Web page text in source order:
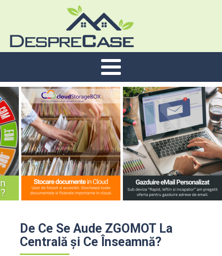
De Ce Se Aude ZGOMOT La
Centrală și Ce Înseamnă?